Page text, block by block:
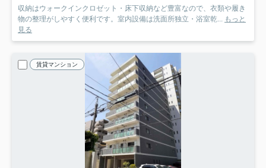
収納はウォークインクロゼット・床下収納など豊富なので、衣類や履き
物の整理がしやすく便利です。室内設備は洗面所独立・浴室乾... もっと
見る
賃貸マンション